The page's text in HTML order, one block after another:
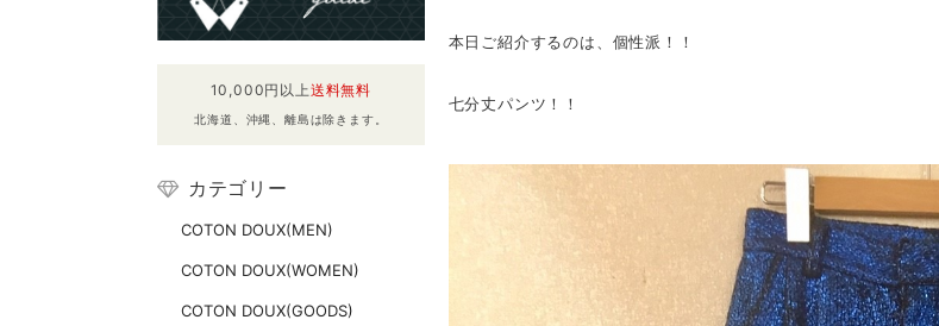
10,000円以上送料無料
北海道、沖縄、離島は除きます。
カテゴリー
COTON DOUX(MEN)
COTON DOUX(WOMEN)
COTON DOUX(GOODS)
本日ご紹介するのは、個性派！！
七分丈パンツ！！